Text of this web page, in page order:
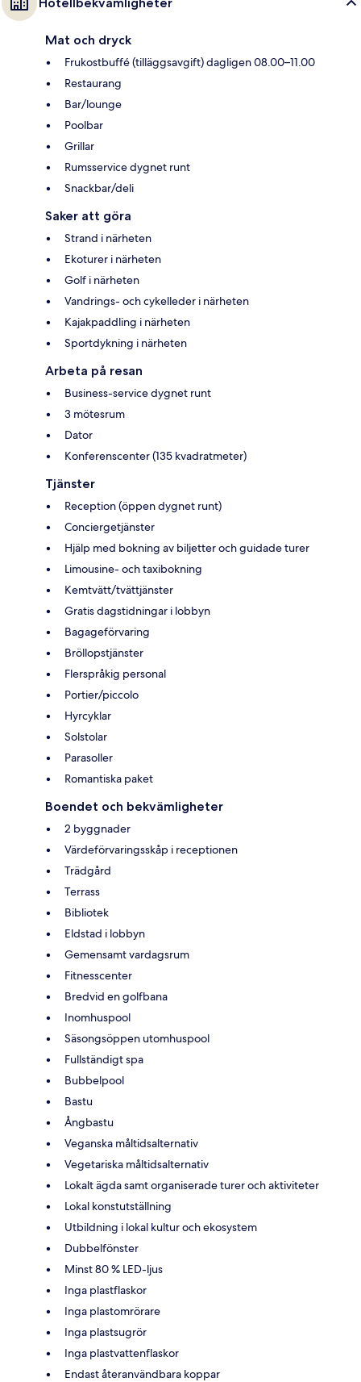
Mat och dryck
Frukostbuffé (tilläggsavgift) dagligen 08.00–11.00
Restaurang
Bar/lounge
Poolbar
Grillar
Rumsservice dygnet runt
Snackbar/deli
Saker att göra
Strand i närheten
Ekoturer i närheten
Golf i närheten
Vandrings- och cykelleder i närheten
Kajakpaddling i närheten
Sportdykning i närheten
Arbeta på resan
Business-service dygnet runt
3 mötesrum
Dator
Konferenscenter (135 kvadratmeter)
Tjänster
Reception (öppen dygnet runt)
Conciergetjänster
Hjälp med bokning av biljetter och guidade turer
Limousine- och taxibokning
Kemtvätt/tvättjänster
Gratis dagstidningar i lobbyn
Bagageförvaring
Bröllopstjänster
Flerspråkig personal
Portier/piccolo
Hyrcyklar
Solstolar
Parasoller
Romantiska paket
Boendet och bekvämligheter
2 byggnader
Värdeförvaringsskåp i receptionen
Trädgård
Terrass
Bibliotek
Eldstad i lobbyn
Gemensamt vardagsrum
Fitnesscenter
Bredvid en golfbana
Inomhuspool
Säsongsöppen utomhuspool
Fullständigt spa
Bubbelpool
Bastu
Ångbastu
Veganska måltidsalternativ
Vegetariska måltidsalternativ
Lokalt ägda samt organiserade turer och aktiviteter
Lokal konstutställning
Utbildning i lokal kultur och ekosystem
Dubbelfönster
Minst 80 % LED-ljus
Inga plastflaskor
Inga plastomrörare
Inga plastsugrör
Inga plastvattenflaskor
Endast återanvändbara koppar